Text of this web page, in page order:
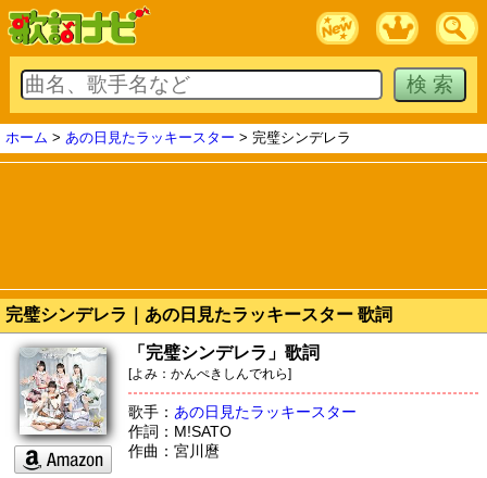
ホーム > あの日見たラッキースター > 完璧シンデレラ
完璧シンデレラ｜あの日見たラッキースター 歌詞
「完璧シンデレラ」歌詞
[よみ：かんぺきしんでれら]
歌手： あの日見たラッキースター
作詞：M!SATO
作曲：宮川麿